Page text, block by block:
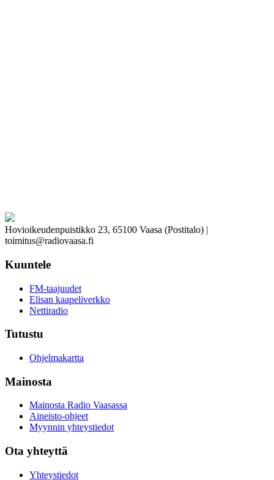
Hovioikeudenpuistikko 23, 65100 Vaasa (Postitalo) |
toimitus@radiovaasa.fi
Kuuntele
FM-taajuudet
Elisan kaapeliverkko
Nettiradio
Tutustu
Ohjelmakartta
Mainosta
Mainosta Radio Vaasassa
Aineisto-ohjeet
Myynnin yhteystiedot
Ota yhteyttä
Yhteystiedot